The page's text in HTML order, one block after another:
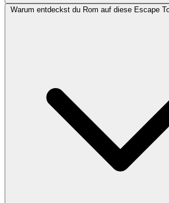
Warum entdeckst du Rom auf diese Escape